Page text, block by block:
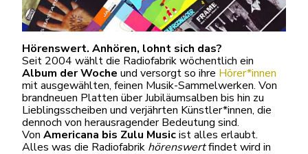
Hörenswert. Anhören, lohnt sich das?
Seit 2004 wählt die Radiofabrik wöchentlich ein
Album der Woche und versorgt so ihre Hörer*innen
mit ausgewählten, feinen Musik-Sammelwerken. Von
brandneuen Platten über Jubiläumsalben bis hin zu
Lieblingsscheiben und verjährten Künstler*innen, die
dennoch von herausragender Bedeutung sind.
Von Americana bis Zulu Musicist alles erlaubt.
Alles was die Radiofabrik hörenswertfindet wird in